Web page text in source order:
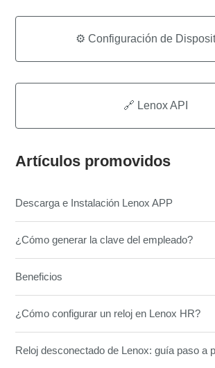
⚙️ Configuración de
🔗 Lenox API
Artículos promovidos
Descarga e Instalación Lenox APP
¿Cómo generar la clave del empleado?
Beneficios
¿Cómo configurar un reloj en Lenox HR?
Reloj desconectado de Lenox: guía paso a